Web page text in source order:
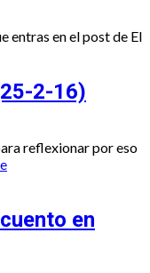
entras en el post de El
2-16)
reflexionar por eso
en